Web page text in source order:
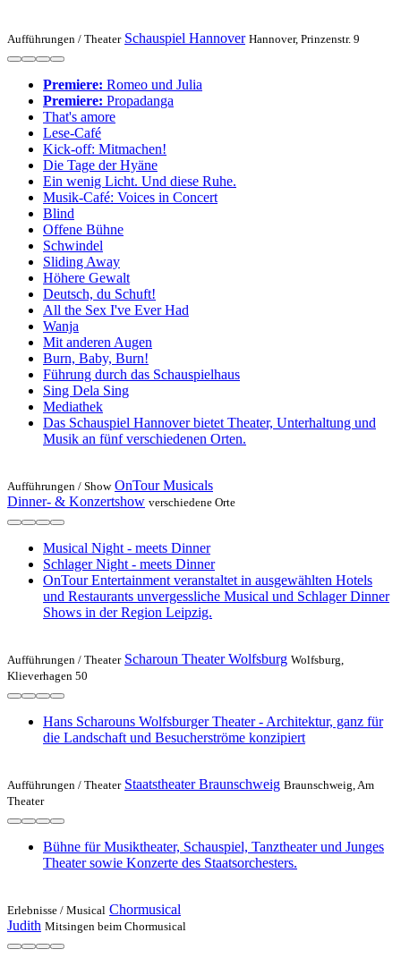
Aufführungen / Theater Schauspiel Hannover Hannover, Prinzenstr. 9
Premiere: Romeo und Julia
Premiere: Propadanga
That's amore
Lese-Café
Kick-off: Mitmachen!
Die Tage der Hyäne
Ein wenig Licht. Und diese Ruhe.
Musik-Café: Voices in Concert
Blind
Offene Bühne
Schwindel
Sliding Away
Höhere Gewalt
Deutsch, du Schuft!
All the Sex I've Ever Had
Wanja
Mit anderen Augen
Burn, Baby, Burn!
Führung durch das Schauspielhaus
Sing Dela Sing
Mediathek
Das Schauspiel Hannover bietet Theater, Unterhaltung und
Musik an fünf verschiedenen Orten.
Aufführungen / Show OnTour Musicals
Dinner- & Konzertshow verschiedene Orte
Musical Night - meets Dinner
Schlager Night - meets Dinner
OnTour Entertainment veranstaltet in ausgewählten Hotels
und Restaurants unvergessliche Musical und Schlager Dinner
Shows in der Region Leipzig.
Aufführungen / Theater Scharoun Theater Wolfsburg Wolfsburg,
Klieverhagen 50
Hans Scharouns Wolfsburger Theater - Architektur, ganz für
die Landschaft und Besucherströme konzipiert
Aufführungen / Theater Staatstheater Braunschweig Braunschweig, Am
Theater
Bühne für Musiktheater, Schauspiel, Tanztheater und Junges
Theater sowie Konzerte des Staatsorchesters.
Erlebnisse / Musical Chormusical
Judith Mitsingen beim Chormusical